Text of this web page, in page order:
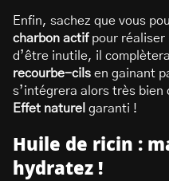
Enfin, sachez que vous
charbon actifpour réaliser
d’être inutile, il
recourbe-cils en gainant
s’intégrera alors très bien
Effet naturel garanti !
Huile de ricin :
hydratez !